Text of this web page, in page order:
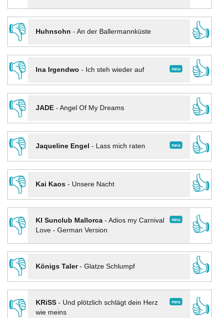
👎
Huhnsohn - An der Ballermannküste
👍
👎
neu
Ina Irgendwo - Ich steh wieder auf
👍
👎
JADE- Angel Of My Dreams
👍
👎
neu
Jaqueline Engel - Lass mich raten
👍
👎
Kai Kaos- Unsere Nacht
👍
👎
neu
KI Sunclub Mallorca- Adios my Carnival
Love - German Version
👍
👎
Königs Taler- Glatze Schlumpf
👍
👎
neu
KRiSS- Und plötzlich schlägt dein Herz
wie meins
👍